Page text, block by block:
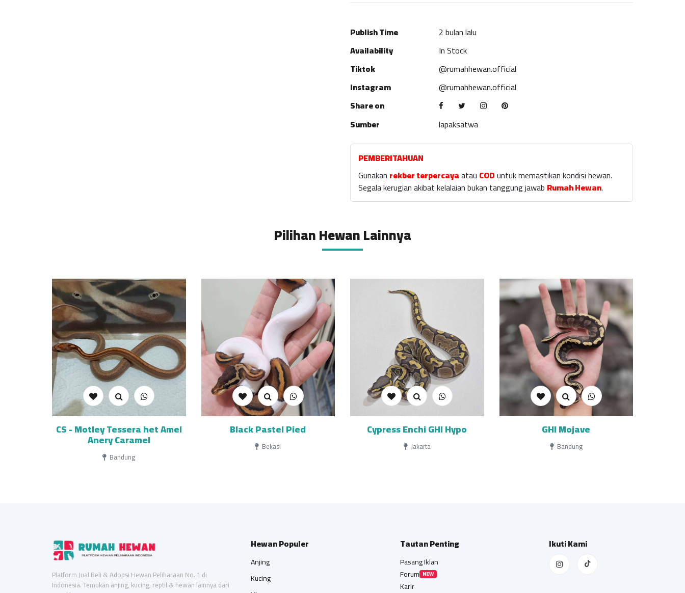
Publish Time
2 bulan lalu
Availability
In Stock
Tiktok
@rumahhewan.official
Instagram
@rumahhewan.official
Share on
Sumber
lapaksatwa
PEMBERITAHUAN
Gunakan rekber terpercayaatau CODuntuk memastikan kondisi hewan.
Segala kerugian akibat kelalaian bukan tanggung jawab Rumah Hewan.
Pilihan Hewan Lainnya
CS - Motley Tessera het Amel
Anery Caramel
Bandung
Black Pastel Pied
Bekasi
Cypress Enchi GHI Hypo
Jakarta
GHI Mojave
Bandung
Platform Jual Beli & Adopsi Hewan Peliharaan No. 1 di
Indonesia. Temukan anjing, kucing, reptil & hewan lainnya dari
Hewan Populer
Anjing
Kucing
Tautan Penting
Pasang Iklan
Forum NEW
Karir
Ikuti Kami